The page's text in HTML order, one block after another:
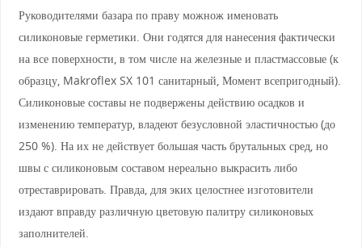
Руководителями базара по праву можнож именовать
силиконовые герметики. Они годятся для нанесения фактически
на все поверхности, в том числе на железные и пластмассовые (к
образцу, Makroflex SX 101 санитарный, Момент всепригодный).
Силиконовые составы не подвержены действию осадков и
изменению температур, владеют безусловной эластичностью (до
250 %). На их не действует большая часть брутальных сред, но
швы с силиконовым составом нереально выкрасить либо
отреставрировать. Правда, для эких целостнее изготовители
издают вправду различную цветовую палитру силиконовых
заполнителей.